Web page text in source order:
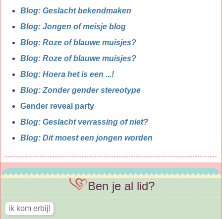
Blog: Geslacht bekendmaken
Blog: Jongen of meisje blog
Blog: Roze of blauwe muisjes?
Blog: Roze of blauwe muisjes?
Blog: Hoera het is een ...!
Blog: Zonder gender stereotype
Gender reveal party
Blog: Geslacht verrassing of niet?
Blog: Dit moest een jongen worden
Ben je al lid?